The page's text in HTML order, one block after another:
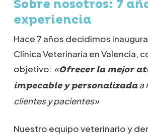
Sobre nosotros: 7
experiencia
Hace 7 años decidimos
Clínica Veterinaria en Valencia,
objetivo: «Ofrecer la mejor
impecable y personalizadaa
clientes y pacientes»
Nuestro equipo veterinario y